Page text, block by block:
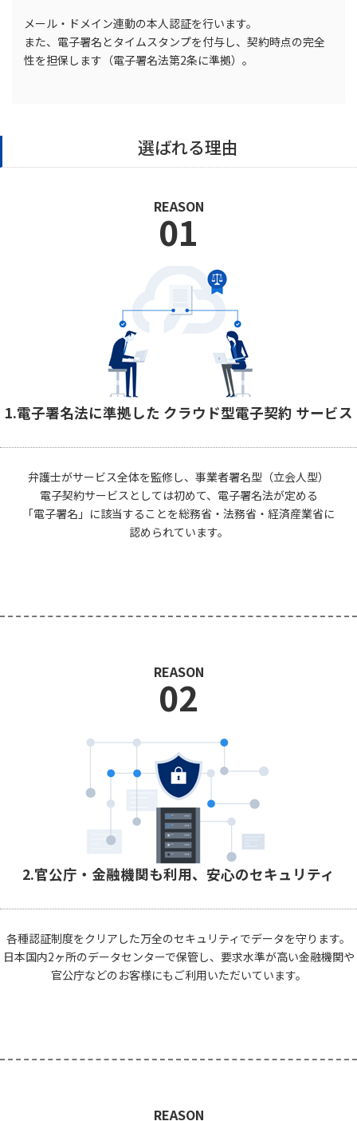
メール・ドメイン連動の本人認証を行います。
また、電子署名とタイムスタンプを付与し、契約時点の完全
性を担保します（電子署名法第2条に準拠）。
選ばれる理由
REASON
01
1.電子署名法に準拠した クラウド型電子契約 サービス
弁護士がサービス全体を監修し、事業者署名型（立会人型）
電子契約サービスとしては初めて、電子署名法が定める
「電子署名」に該当することを総務省・法務省・経済産業省に
認められています。
REASON
02
2.官公庁・金融機関も利用、安心のセキュリティ
各種認証制度をクリアした万全のセキュリティでデータを守ります。
日本国内2ヶ所のデータセンターで保管し、要求水準が高い金融機関や
官公庁などのお客様にもご利用いただいています。
REASON